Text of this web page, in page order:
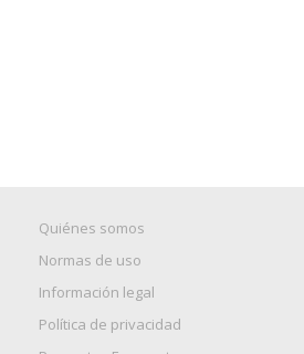
Quiénes somos
Normas de uso
Información legal
Política de privacidad